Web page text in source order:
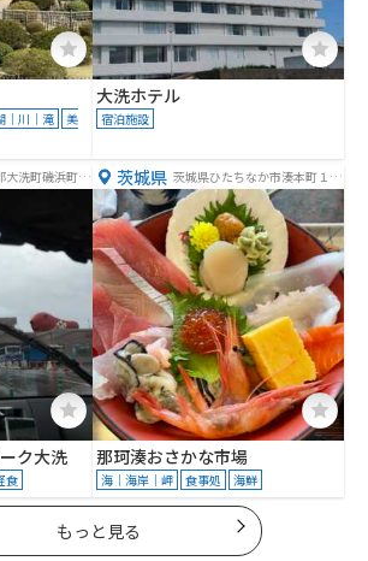
｜川｜滝
美
大洗ホテル
宿泊施設
大洗町磯浜町８
ク大洗
食
茨城県 茨城県ひたちなか市湊本町１９
−８
那珂湊おさかな市場
海｜海岸｜岬 食事処 海鮮
もっと見る